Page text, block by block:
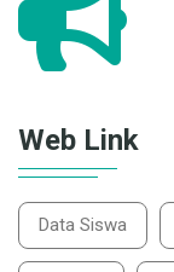
Web Link
Data Siswa